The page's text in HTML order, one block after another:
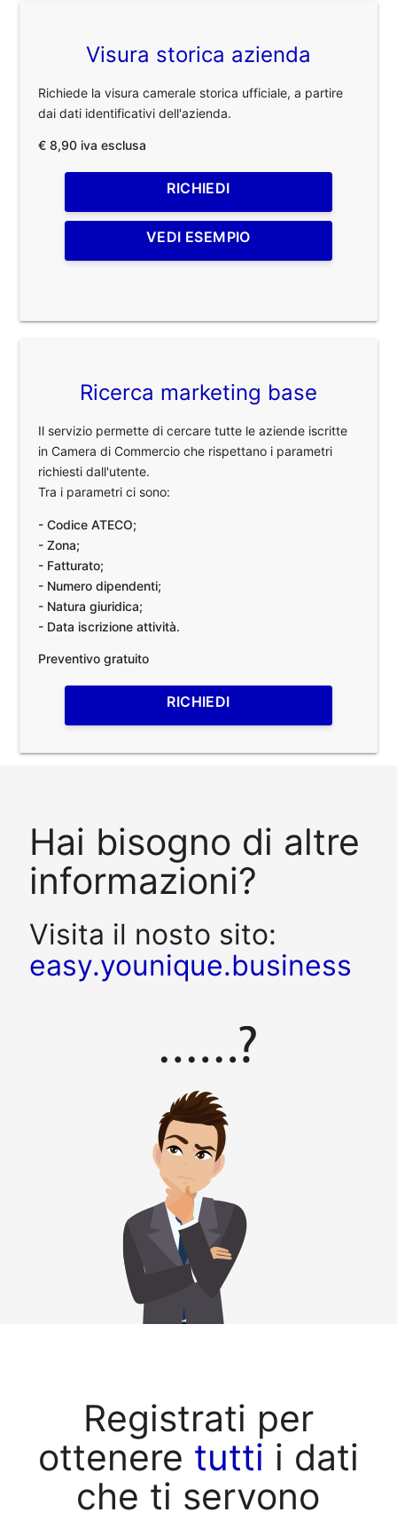
Visura storica azienda
Richiede la visura camerale storica ufficiale, a partire
dai dati identificativi dell'azienda.
€ 8,90 iva esclusa
RICHIEDI
VEDI ESEMPIO
Ricerca marketing base
Il servizio permette di cercare tutte le aziende iscritte
in Camera di Commercio che rispettano i parametri
richiesti dall'utente.
Tra i parametri ci sono:
- Codice ATECO;
- Zona;
- Fatturato;
- Numero dipendenti;
- Natura giuridica;
- Data iscrizione attività.
Preventivo gratuito
RICHIEDI
Hai bisogno di altre
informazioni?
Visita il nosto sito:
easy.younique.business
Registrati per
ottenere tutti i dati
che ti servono